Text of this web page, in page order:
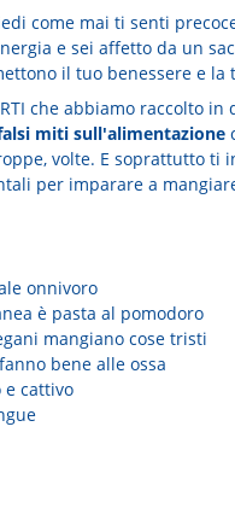
come mai ti senti
e sei affetto da un
il tuo benessere e la
che abbiamo raccolto in
miti sull'alimentazione
volte. E soprattutto ti
per imparare a
onnivoro
è pasta al pomodoro
mangiano cose tristi
bene alle ossa
e cattivo